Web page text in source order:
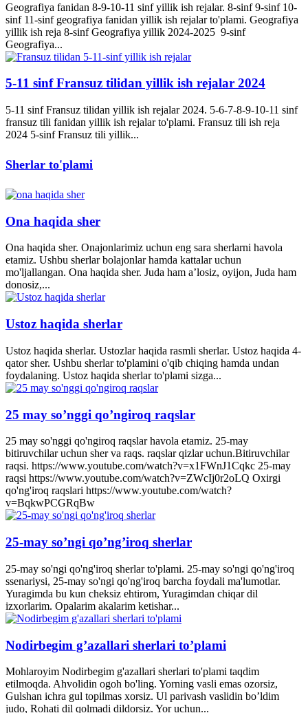
Geografiya fanidan 8-9-10-11 sinf yillik ish rejalar. 8-sinf 9-sinf 10-
sinf 11-sinf geografiya fanidan yillik ish rejalar to'plami. Geografiya
yillik ish reja 8-sinf Geografiya yillik 2024-2025 9-sinf
Geografiya...
5-11 sinf Fransuz tilidan yillik ish rejalar 2024
5-11 sinf Fransuz tilidan yillik ish rejalar 2024. 5-6-7-8-9-10-11 sinf
fransuz tili fanidan yillik ish rejalar to'plami. Fransuz tili ish reja
2024 5-sinf Fransuz tili yillik...
Sherlar to'plami
Ona haqida sher
Ona haqida sher. Onajonlarimiz uchun eng sara sherlarni havola
etamiz. Ushbu sherlar bolajonlar hamda kattalar uchun
mo'ljallangan. Ona haqida sher. Juda ham a’losiz, oyijon, Juda ham
donosiz,...
Ustoz haqida sherlar
Ustoz haqida sherlar. Ustozlar haqida rasmli sherlar. Ustoz haqida 4-
qator sher. Ushbu sherlar to'plamini o'qib chiqing hamda undan
foydalaning. Ustoz haqida sherlar to'plami sizga...
25 may so’nggi qo’ngiroq raqslar
25 may so'nggi qo'ngiroq raqslar havola etamiz. 25-may
bitiruvchilar uchun sher va raqs. raqslar qizlar uchun.Bitiruvchilar
raqsi. https://www.youtube.com/watch?v=x1FWnJ1Cqkc 25-may
raqsi https://www.youtube.com/watch?v=ZWcIj0r2oLQ Oxirgi
qo'ng'iroq raqslari https://www.youtube.com/watch?
v=BqkwPCGRqBw
25-may so’ngi qo’ng’iroq sherlar
25-may so'ngi qo'ng'iroq sherlar to'plami. 25-may so'ngi qo'ng'iroq
ssenariysi, 25-may so'ngi qo'ng'iroq barcha foydali ma'lumotlar.
Yuragimda bu kun cheksiz ehtirom, Yuragimdan chiqar dil
izxorlarim. Opalarim akalarim ketishar...
Nodirbegim g’azallari sherlari to’plami
Mohlaroyim Nodirbegim g'azallari sherlari to'plami taqdim
etilmoqda. Ahvolidin ogoh bo'ling. Yorning vasli emas ozorsiz,
Gulshan ichra gul topilmas xorsiz. Ul parivash vaslidin bo’ldim
judo, Rohati dil qolmadi dildorsiz. Yor uchun...